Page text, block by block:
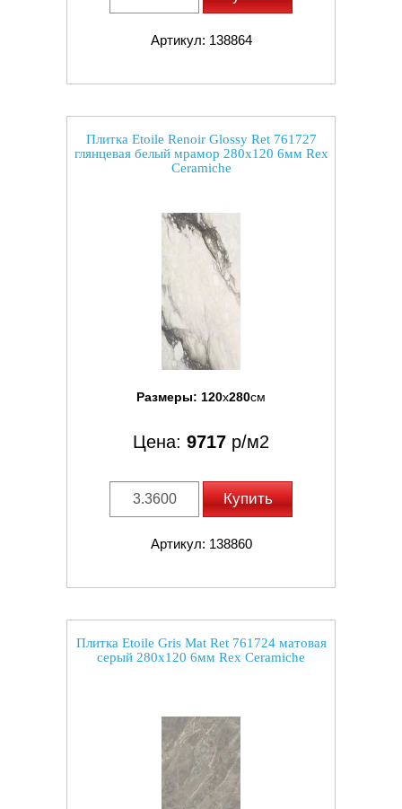
Артикул: 138864
Плитка Etoile Renoir Glossy Ret 761727
глянцевая белый мрамор 280x120 6мм Rex
Ceramiche
Размеры: 120x280см
Цена: 9717 р/м2
Купить
Артикул: 138860
Плитка Etoile Gris Mat Ret 761724 матовая
серый 280x120 6мм Rex Ceramiche